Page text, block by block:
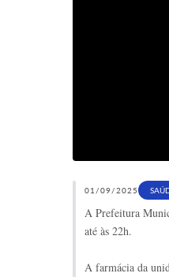
01/09/2025
A Prefeitura
até às 22h.
A farmácia da